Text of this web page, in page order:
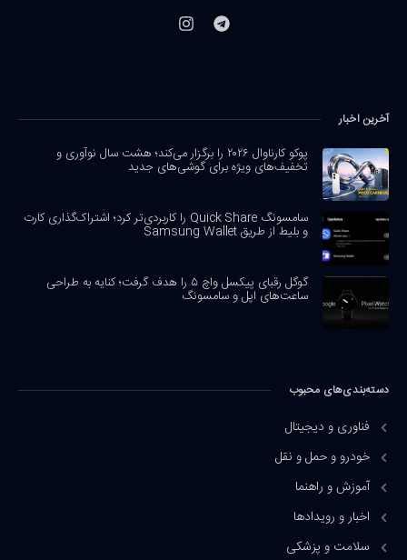
آخرین اخبار
پوکو کارناوال ۲۰۲۶ را برگزار می‌کند؛ هشت سال نوآوری و
تخفیف‌های ویژه برای گوشی‌های جدید
سامسونگ Quick Share را کاربردی‌تر کرد؛ اشتراک‌گذاری کارت
و بلیط از طریق Samsung Wallet
گوگل رقبای پیکسل واچ ۵ را هدف گرفت؛ کنایه به طراحی
ساعت‌های اپل و سامسونگ
دسته‌بندی‌های محبوب
فناوری و دیجیتال
خودرو و حمل و نقل
آموزش و راهنما
اخبار و رویدادها
سلامت و پزشکی